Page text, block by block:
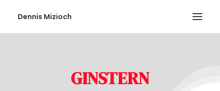
Dennis Mizioch
GINSTERN